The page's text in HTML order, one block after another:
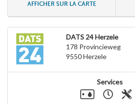
AFFICHER SUR LA CARTE
DATS 24 Herzele
178 Provincieweg
9550Herzele
Services